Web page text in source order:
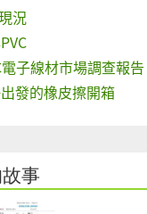
況
子線材市場調查報告
發的橡皮擦開箱
事